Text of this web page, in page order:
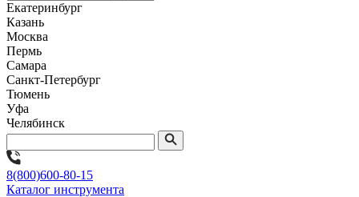
Екатеринбург
Казань
Москва
Пермь
Самара
Санкт-Петербург
Тюмень
Уфа
Челябинск
8(800)600-80-15
Каталог инструмента